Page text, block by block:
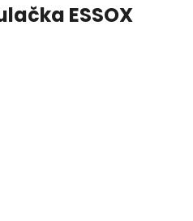
ESSOX